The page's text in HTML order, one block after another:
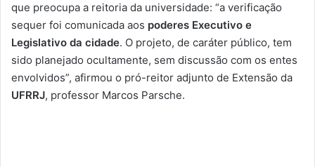
que preocupa a reitoria da universidade: “a verificação
sequer foi comunicada aos poderes Executivo e
Legislativo da cidade. O projeto, de caráter público, tem
sido planejado ocultamente, sem discussão com os entes
envolvidos”, afirmou o pró-reitor adjunto de Extensão da
UFRRJ, professor Marcos Parsche.